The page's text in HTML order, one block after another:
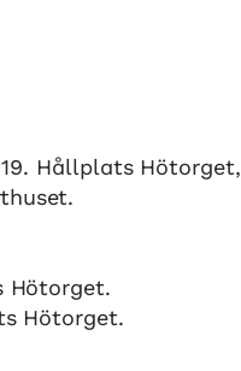
19. Hållplats Hötorget,
Hötorget.
Hötorget.